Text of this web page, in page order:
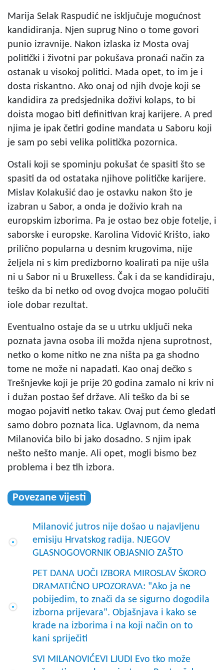
Marija Selak Raspudić ne isključuje mogućnost
kandidiranja. Njen suprug Nino o tome govori
punio izravnije. Nakon izlaska iz Mosta ovaj
politički i životni par pokušava pronaći način za
ostanak u visokoj politici. Mada opet, to im je i
dosta riskantno. Ako onaj od njih dvoje koji se
kandidira za predsjednika doživi kolaps, to bi
doista mogao biti definitivan kraj karijere. A pred
njima je ipak četiri godine mandata u Saboru koji
je sam po sebi velika politička pozornica.
Ostali koji se spominju pokušat će spasiti što se
spasiti da od ostataka njihove političke karijere.
Mislav Kolakušić dao je ostavku nakon što je
izabran u Sabor, a onda je doživio krah na
europskim izborima. Pa je ostao bez obje fotelje, i
saborske i europske. Karolina Vidović Krišto, iako
prilično popularna u desnim krugovima, nije
željela ni s kim predizborno koalirati pa nije ušla
ni u Sabor ni u Bruxelless. Čak i da se kandidiraju,
teško da bi netko od ovog dvojca mogao polučiti
iole dobar rezultat.
Eventualno ostaje da se u utrku uključi neka
poznata javna osoba ili možda njena suprotnost,
netko o kome nitko ne zna ništa pa ga shodno
tome ne može ni napadati. Kao onaj dečko s
Trešnjevke koji je prije 20 godina zamalo ni kriv ni
i dužan postao šef države. Ali teško da bi se
mogao pojaviti netko takav. Ovaj put ćemo gledati
samo dobro poznata lica. Uglavnom, da nema
Milanovića bilo bi jako dosadno. S njim ipak
nešto nešto manje. Ali opet, mogli bismo bez
problema i bez tih izbora.
Povezane vijesti
Milanović jutros nije došao u najavljenu
emisiju Hrvatskog radija. NJEGOV
GLASNOGOVORNIK OBJASNIO ZAŠTO
PET DANA UOČI IZBORA MIROSLAV ŠKORO
DRAMATIČNO UPOZORAVA: "Ako ja ne
pobijedim, to znači da se sigurno dogodila
izborna prijevara". Objašnjava i kako se
krade na izborima i na koji način on to
kani spriječiti
SVI MILANOVIĆEVI LJUDI Evo tko može